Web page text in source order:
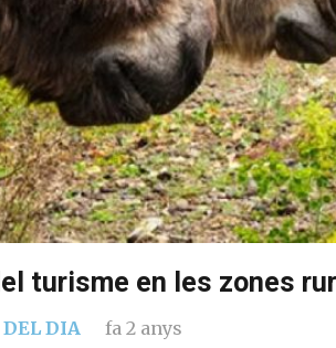
turisme en les zones
DIA fa 2 anys